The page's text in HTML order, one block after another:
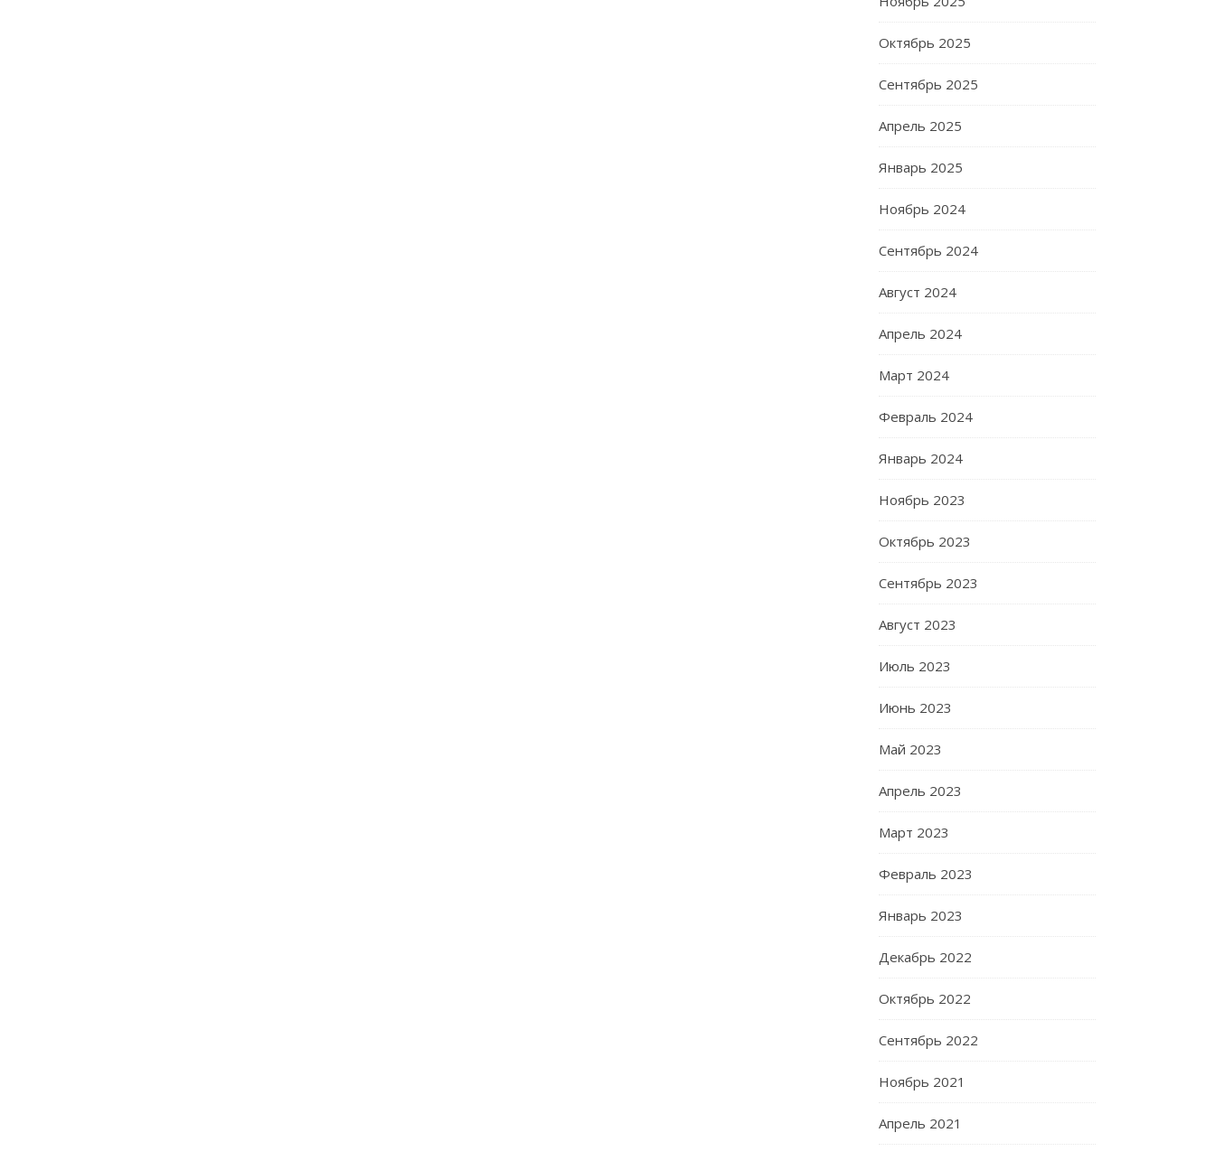
Октябрь 2025
Сентябрь 2025
Апрель 2025
Январь 2025
Ноябрь 2024
Сентябрь 2024
Август 2024
Апрель 2024
Март 2024
Февраль 2024
Январь 2024
Ноябрь 2023
Октябрь 2023
Сентябрь 2023
Август 2023
Июль 2023
Июнь 2023
Май 2023
Апрель 2023
Март 2023
Февраль 2023
Январь 2023
Декабрь 2022
Октябрь 2022
Сентябрь 2022
Ноябрь 2021
Апрель 2021